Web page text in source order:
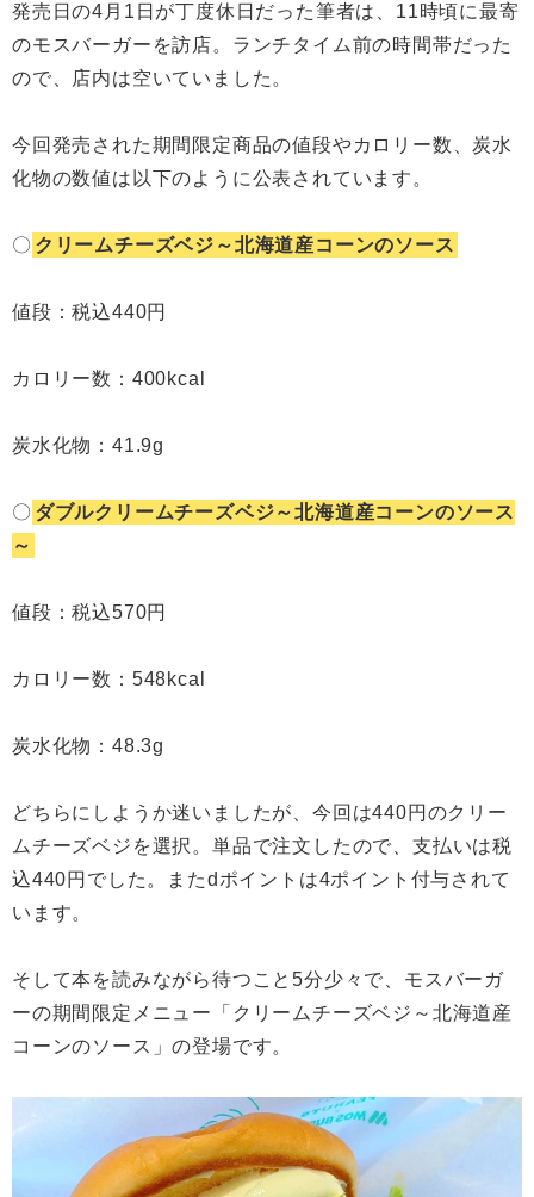
発売日の4月1日が丁度休日だった筆者は、11時頃に最寄
のモスバーガーを訪店。ランチタイム前の時間帯だった
ので、店内は空いていました。
今回発売された期間限定商品の値段やカロリー数、炭水
化物の数値は以下のように公表されています。
〇 クリームチーズベジ～北海道産コーンのソース
値段：税込440円
カロリー数：400kcal
炭水化物：41.9g
〇 ダブルクリームチーズベジ～北海道産コーンのソース
～
値段：税込570円
カロリー数：548kcal
炭水化物：48.3g
どちらにしようか迷いましたが、今回は440円のクリー
ムチーズベジを選択。単品で注文したので、支払いは税
込440円でした。またdポイントは4ポイント付与されて
います。
そして本を読みながら待つこと5分少々で、モスバーガ
ーの期間限定メニュー「クリームチーズベジ～北海道産
コーンのソース」の登場です。